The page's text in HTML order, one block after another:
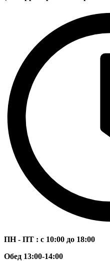
ПН - ПТ : с 10:00 до 18:00
Обед 13:00-14:00